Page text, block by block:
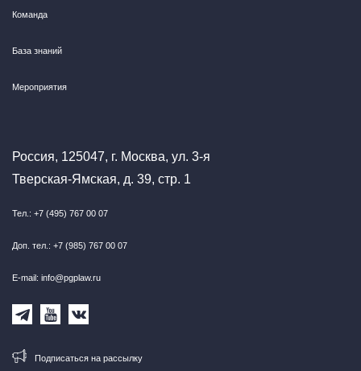
Команда
База знаний
Мероприятия
Россия, 125047, г. Москва, ул. 3-я
Тверская-Ямская, д. 39, стр. 1
Тел.: +7 (495) 767 00 07
Доп. тел.: +7 (985) 767 00 07
E-mail: info@pgplaw.ru
Подписаться на рассылку